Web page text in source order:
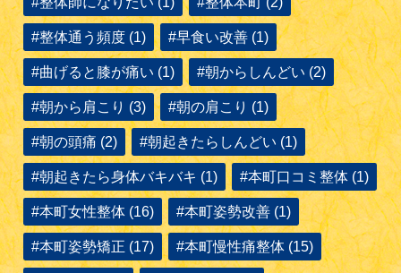
#整体通う頻度 (1) #早食い改善 (1)
#曲げると膝が痛い (1) #朝からしんどい (2)
#朝から肩こり (3) #朝の肩こり (1)
#朝の頭痛 (2) #朝起きたらしんどい (1)
#朝起きたら身体バキバキ (1) #本町口コミ整体 (1)
#本町女性整体 (16) #本町姿勢改善 (1)
#本町姿勢矯正 (17) #本町慢性痛整体 (15)